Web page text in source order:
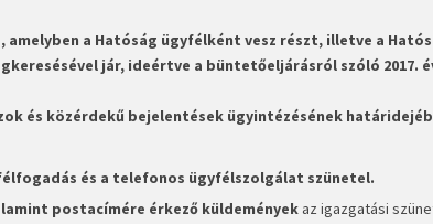
a Hatóság ügyfélként vesz részt, illetve a
jár, ideértve a büntetőeljárásról szóló 2017.
és közérdekű bejelentések ügyintézésének
és a telefonos ügyfélszolgálat szünetel.
postacímére érkező küldemények az igazgatási